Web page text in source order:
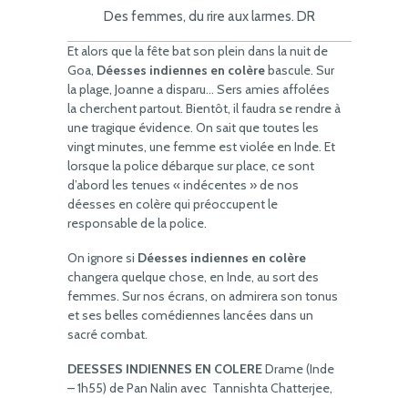
Des femmes, du rire aux larmes. DR
Et alors que la fête bat son plein dans la nuit de
Goa, Déesses indiennes en colèrebascule. Sur
la plage, Joanne a disparu… Sers amies affolées
la cherchent partout. Bientôt, il faudra se rendre à
une tragique évidence. On sait que toutes les
vingt minutes, une femme est violée en Inde. Et
lorsque la police débarque sur place, ce sont
d’abord les tenues « indécentes » de nos
déesses en colère qui préoccupent le
responsable de la police.
On ignore si Déesses indiennes en colère
changera quelque chose, en Inde, au sort des
femmes. Sur nos écrans, on admirera son tonus
et ses belles comédiennes lancées dans un
sacré combat.
DEESSES INDIENNES EN COLEREDrame (Inde
– 1h55) de Pan Nalin avec Tannishta Chatterjee,